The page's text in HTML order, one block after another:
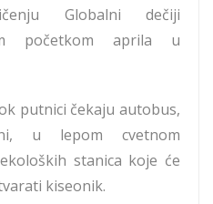
Globalni dečiji
početkom aprila u
putnici čekaju autobus,
u lepom cvetnom
stanica koje će
kiseonik.